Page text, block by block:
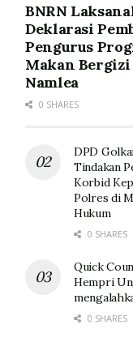
BNRN
Deklarasi
Pengurus
Makan Bergizi
Namlea
0 SHARES
DPD
Tindakan
Korbid
Polres di
Hukum
0 SHARES
Quick
Hempri
0 SHARES